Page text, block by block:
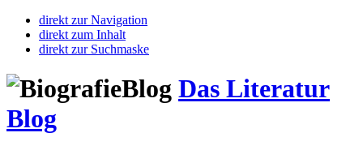
direkt zur Navigation
direkt zum Inhalt
direkt zur Suchmaske
Das Literatur
Blog